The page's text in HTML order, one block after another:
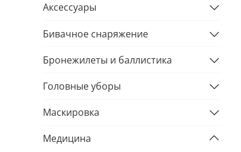
Аксессуары
Бивачное снаряжение
Бронежилеты и баллистика
Головные уборы
Маскировка
Медицина